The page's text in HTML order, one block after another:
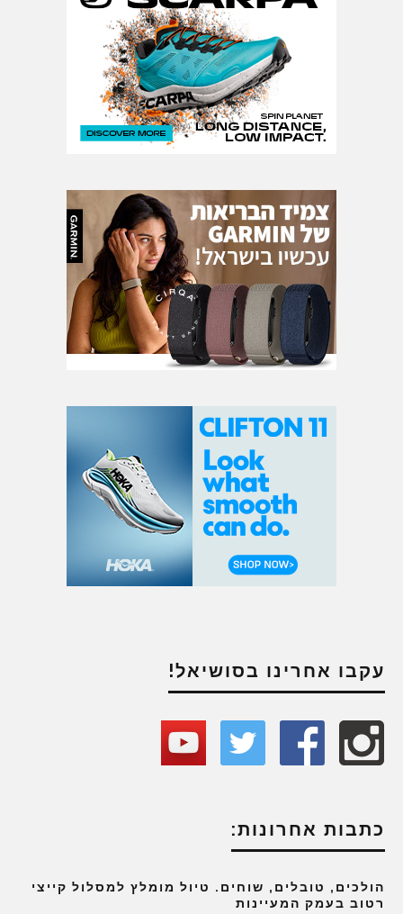
עקבו אחרינו בסושיאל!
כתבות אחרונות:
הולכים, טובלים, שוחים. טיול מומלץ למסלול קייצי
רטוב בעמק המעיינות